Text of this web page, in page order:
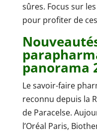
sûres. Focus sur les
pour profiter de ces
panorama
Le savoir-faire
reconnu depuis la
de Paracelse.
l’Oréal Paris,